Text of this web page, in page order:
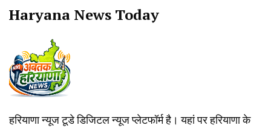
Haryana News Today
हरियाणा न्यूज टूडे डिजिटल न्यूज प्लेटफॉर्म है। यहां पर हरियाणा के